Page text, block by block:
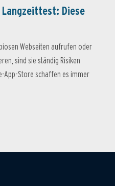
Diese
Webseiten aufrufen oder
sind sie ständig Risiken
App-Store schaffen es immer